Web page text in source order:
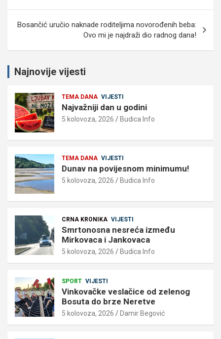
Bosančić uručio naknade roditeljima novorođenih beba:
Ovo mi je najdraži dio radnog dana!
Najnovije vijesti
TEMA DANA VIJESTI
Najvažniji dan u godini
5 kolovoza, 2026 Budica Info
TEMA DANA VIJESTI
Dunav na povijesnom minimumu!
5 kolovoza, 2026 Budica Info
CRNA KRONIKA VIJESTI
Smrtonosna nesreća između
Mirkovaca i Jankovaca
5 kolovoza, 2026 Budica Info
SPORT VIJESTI
Vinkovačke veslačice od zelenog
Bosuta do brze Neretve
5 kolovoza, 2026 Damir Begović